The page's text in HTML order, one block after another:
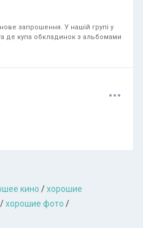
запрошення. У нашій групі у
де купа обкладинок з альбомами
...
кино /хорошие
/хорошие фото /